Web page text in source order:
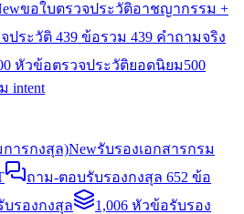
ขอใบตรวจประวัติอาชญากรรม +
ประวัติ 439 ข้อรวม 439 คำถามจริง
หัวข้อตรวจประวัติยอดนิยม500
intent
ารกงสุล)Newรับรองเอกสารกรม
ถาม-ตอบรับรองกงสุล 652 ข้อ
บรองกงสุล
1,006 หัวข้อรับรอง